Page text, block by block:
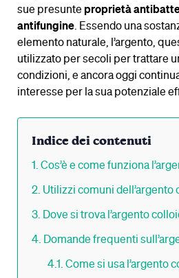
sue presunte proprietà
antifungine. Essendo una
elemento naturale, l’argento,
utilizzato per secoli per trattare
condizioni, e ancora oggi
interesse per la sua potenziale
Indice dei contenuti
Cos’è e come funziona
Utilizzi comuni dell’argento
Dove si trova l’argento
Domande frequenti
Come si usa l’argento